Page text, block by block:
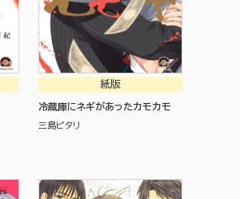
紙版
冷蔵庫にネギがあったカモカモ
三島ピタリ